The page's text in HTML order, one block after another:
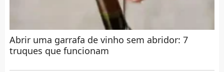
Abrir uma garrafa de vinho sem abridor: 7
truques que funcionam